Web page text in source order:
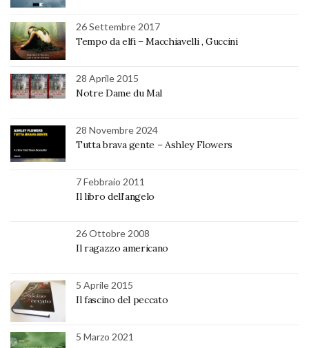
26 Settembre 2017
Tempo da elfi – Macchiavelli , Guccini
28 Aprile 2015
Notre Dame du Mal
28 Novembre 2024
Tutta brava gente – Ashley Flowers
7 Febbraio 2011
Il libro dell’angelo
26 Ottobre 2008
Il ragazzo americano
5 Aprile 2015
Il fascino del peccato
5 Marzo 2021